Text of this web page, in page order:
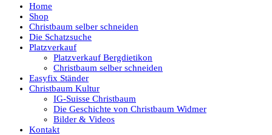
Home
Shop
Christbaum selber schneiden
Die Schatzsuche
Platzverkauf
Platzverkauf Bergdietikon
Christbaum selber schneiden
Easyfix Ständer
Christbaum Kultur
IG-Suisse Christbaum
Die Geschichte von Christbaum Widmer
Bilder & Videos
Kontakt